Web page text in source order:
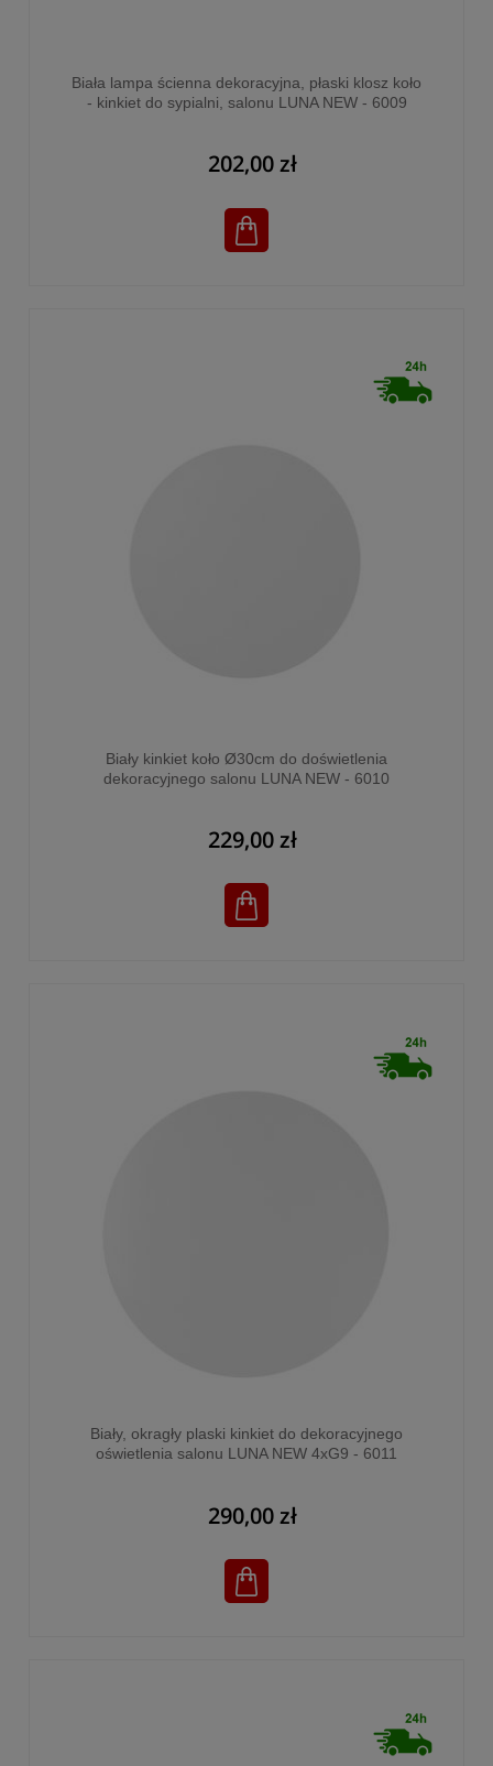
Biała lampa ścienna dekoracyjna, płaski klosz koło
- kinkiet do sypialni, salonu LUNA NEW - 6009
202,00 zł
Biały kinkiet koło Ø30cm do doświetlenia
dekoracyjnego salonu LUNA NEW - 6010
229,00 zł
Biały, okragły plaski kinkiet do dekoracyjnego
oświetlenia salonu LUNA NEW 4xG9 - 6011
290,00 zł